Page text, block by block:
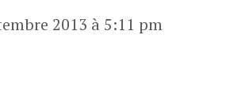
2013 à 5:11 pm